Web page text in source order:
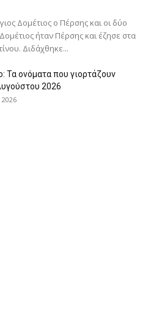
Δομέτιος ο Πέρσης και οι δύο
ήταν Πέρσης και έζησε στα
Διδάχθηκε...
Τα ονόματα που γιορτάζουν
2026